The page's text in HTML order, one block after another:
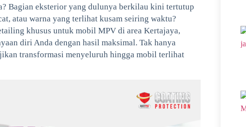
Bagian eksterior yang dulunya berkilau kini tertutup
atau warna yang terlihat kusam seiring waktu?
khusus untuk mobil MPV di area Kertajaya,
diri Anda dengan hasil maksimal. Tak hanya
transformasi menyeluruh hingga mobil terlihat